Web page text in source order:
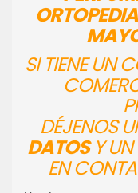
SI TIENE UN
DÉJENOS
DATOSY UN
EN